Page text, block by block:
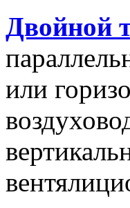
Двойной
или